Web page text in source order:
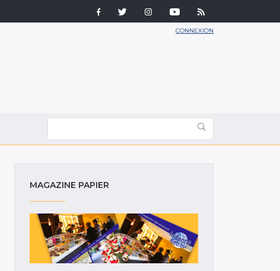
CONNEXION
MAGAZINE PAPIER